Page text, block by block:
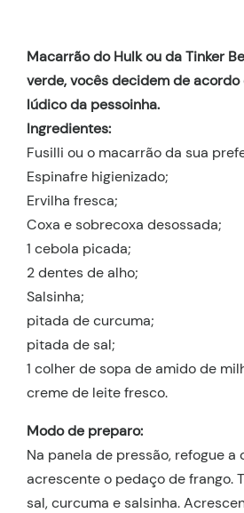
Macarrão do Hulk ou da Tinker
verde, vocês decidem de acordo
lúdico da pessoinha.
Ingredientes:
Fusilli ou o macarrão da sua
Espinafre higienizado;
Ervilha fresca;
Coxa e sobrecoxa desossada;
1 cebola picada;
2 dentes de alho;
Salsinha;
pitada de curcuma;
pitada de sal;
1 colher de sopa de amido de
creme de leite fresco.
Modo de preparo:
Na panela de pressão, refogue a
acrescente o pedaço de frango.
sal, curcuma e salsinha.